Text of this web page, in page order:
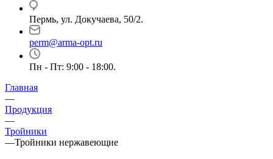
Пермь, ул. Докучаева, 50/2.
perm@arma-opt.ru
Пн - Пт: 9:00 - 18:00.
Главная
—
Продукция
—
Тройники
—Тройники нержавеющие